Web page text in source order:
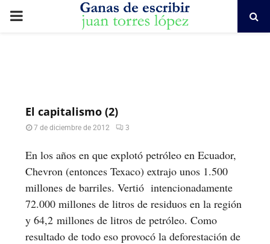
PRIMARY
El capitalismo (2)
7 de diciembre de 2012 3
En los años en que explotó petróleo en Ecuador,
Chevron (entonces Texaco) extrajo unos 1.500
millones de barriles. Vertió intencionadamente
72.000 millones de litros de residuos en la región
y 64,2 millones de litros de petróleo. Como
resultado de todo eso provocó la deforestación de